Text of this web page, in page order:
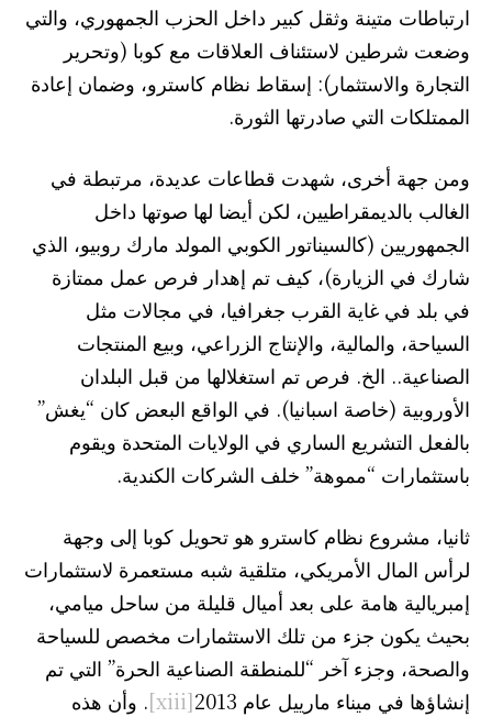
ارتباطات متينة وثقل كبير داخل الحزب الجمهوري، والتي
وضعت شرطين لاستئناف العلاقات مع كوبا (وتحرير
التجارة والاستثمار): إسقاط نظام كاسترو، وضمان إعادة
الممتلكات التي صادرتها الثورة.
ومن جهة أخرى، شهدت قطاعات عديدة، مرتبطة في
الغالب بالديمقراطيين، لكن أيضا لها صوتها داخل
الجمهوريين (كالسيناتور الكوبي المولد مارك روبيو، الذي
شارك في الزيارة)، كيف تم إهدار فرص عمل ممتازة
في بلد في غاية القرب جغرافيا، في مجالات مثل
السياحة، والمالية، والإنتاج الزراعي، وبيع المنتجات
الصناعية.. الخ. فرص تم استغلالها من قبل البلدان
الأوروبية (خاصة اسبانيا). في الواقع البعض كان “يغش”
بالفعل التشريع الساري في الولايات المتحدة ويقوم
باستثمارات “مموهة” خلف الشركات الكندية.
ثانيا، مشروع نظام كاسترو هو تحويل كوبا إلى وجهة
لرأس المال الأمريكي، متلقية شبه مستعمرة لاستثمارات
إمبريالية هامة على بعد أميال قليلة من ساحل ميامي،
بحيث يكون جزء من تلك الاستثمارات مخصص للسياحة
والصحة، وجزء آخر “للمنطقة الصناعية الحرة” التي تم
إنشاؤها في ميناء مارييل عام 2013
[xiii]
. وأن هذه